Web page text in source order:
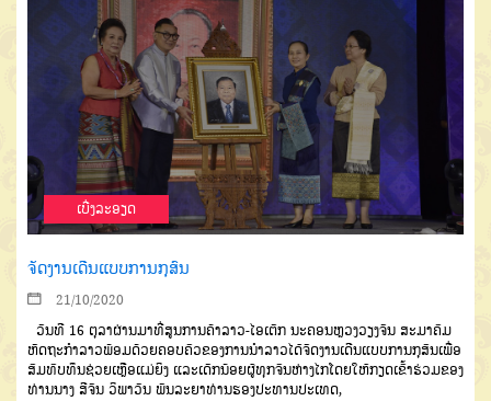
ເບີ່ງລະອຽດ
ຈັດງານເດີນແບບການກຸສົນ
21/10/2020
ວັນທີ 16 ຕຸລາຜ່ານມາທີ່ສູນການຄ້າລາວ-ໄອເຕັກ ນະຄອນຫຼວງວຽງຈັນ ສະມາຄົມ
ຫັດຖະກໍາລາວພ້ອມດ້ວຍຄອບຄົວຂອງການນໍາລາວໄດ້ຈັດງານເດີນແບບການກຸສົນເພື່ອ
ສົມທົບທຶນຊ່ວຍເຫຼືອແມ່ຍິງ ແລະເດັກນ້ອຍຜູ້ທຸກຈົນຫ່າງໄກໂດຍໃຫ້ກຽດເຂົ້າຮ່ວມຂອງ
ທ່ານນາງ ສີຈັນ ວິພາວັນ ພັນລະຍາທ່ານຮອງປະທານປະເທດ,